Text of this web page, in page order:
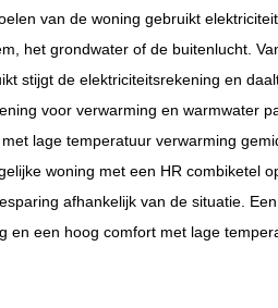
van de woning gebruikt
het grondwater of de buitenlucht.
stijgt de elektriciteitsrekening en
voor verwarming en warmwater
lage temperatuur verwarming
woning met een HR combiketel
afhankelijk van de situatie.
en een hoog comfort met lage